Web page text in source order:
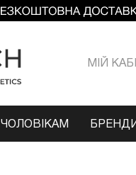
МIЙ
ЧОЛОВІКАМ БРЕНДИ